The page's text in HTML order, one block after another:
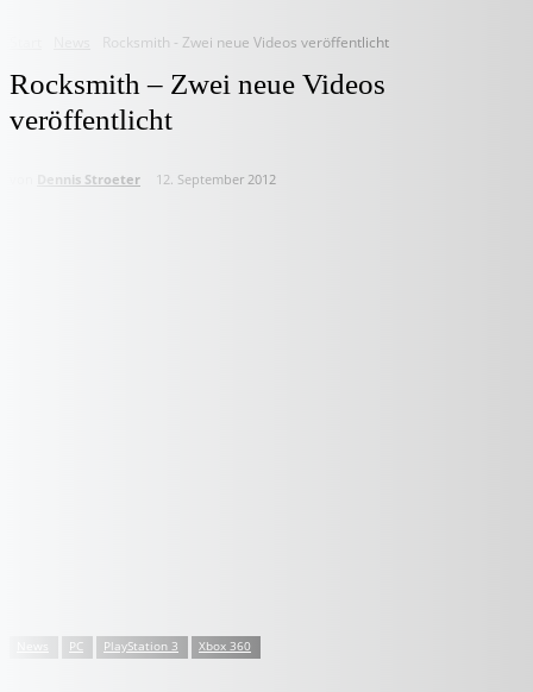
Rocksmith - Zwei neue Videos veröffentlicht
Rocksmith – Zwei neue Videos
veröffentlicht
Dennis Stroeter 12. September 2012
PC PlayStation 3 Xbox 360